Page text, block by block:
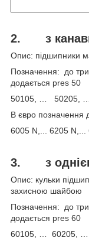
2. з
Опис: підшипники
Позначення: до
додається pres 50
50105, … 50205,
В євро позначення
6005 N,... 6205 N,...
3. з
Опис: кульки
захисною шайбою
Позначення: до
додається pres 60
60105, … 60205,